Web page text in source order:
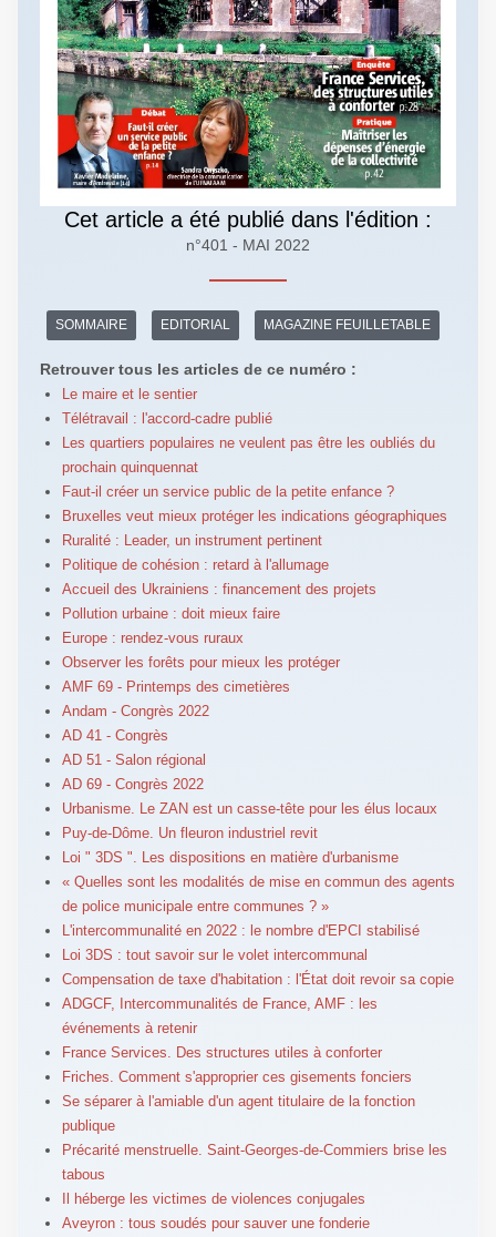
Cet article a été publié dans l'édition :
n°401 - MAI 2022
SOMMAIRE EDITORIAL MAGAZINE FEUILLETABLE
Retrouver tous les articles de ce numéro :
Le maire et le sentier
Télétravail : l'accord-cadre publié
Les quartiers populaires ne veulent pas être les oubliés du
prochain quinquennat
Faut-il créer un service public de la petite enfance ?
Bruxelles veut mieux protéger les indications géographiques
Ruralité : Leader, un instrument pertinent
Politique de cohésion : retard à l'allumage
Accueil des Ukrainiens : financement des projets
Pollution urbaine : doit mieux faire
Europe : rendez-vous ruraux
Observer les forêts pour mieux les protéger
AMF 69 - Printemps des cimetières
Andam - Congrès 2022
AD 41 - Congrès
AD 51 - Salon régional
AD 69 - Congrès 2022
Urbanisme. Le ZAN est un casse-tête pour les élus locaux
Puy-de-Dôme. Un fleuron industriel revit
Loi " 3DS ". Les dispositions en matière d'urbanisme
« Quelles sont les modalités de mise en commun des agents
de police municipale entre communes ? »
L'intercommunalité en 2022 : le nombre d'EPCI stabilisé
Loi 3DS : tout savoir sur le volet intercommunal
Compensation de taxe d'habitation : l'État doit revoir sa copie
ADGCF, Intercommunalités de France, AMF : les
événements à retenir
France Services. Des structures utiles à conforter
Friches. Comment s'approprier ces gisements fonciers
Se séparer à l'amiable d'un agent titulaire de la fonction
publique
Précarité menstruelle. Saint-Georges-de-Commiers brise les
tabous
Il héberge les victimes de violences conjugales
Aveyron : tous soudés pour sauver une fonderie